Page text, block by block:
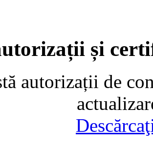
și
autorizații de